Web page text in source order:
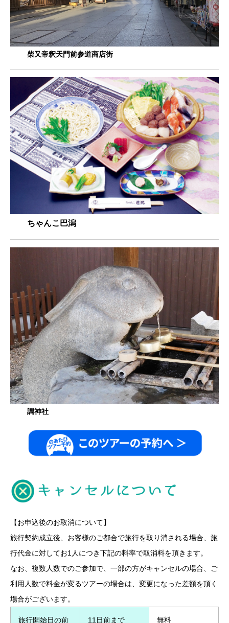
柴又帝釈天門前参道商店街
ちゃんこ巴潟
調神社
【お申込後のお取消について】
旅行契約成立後、お客様のご都合で旅行を取り消される場合、旅
行代金に対してお1人につき下記の料率で取消料を頂きます。
なお、複数人数でのご参加で、一部の方がキャンセルの場合、ご
利用人数で料金が変るツアーの場合は、変更になった差額を頂く
場合がございます。
旅行開始日の前 11日前まで 無料